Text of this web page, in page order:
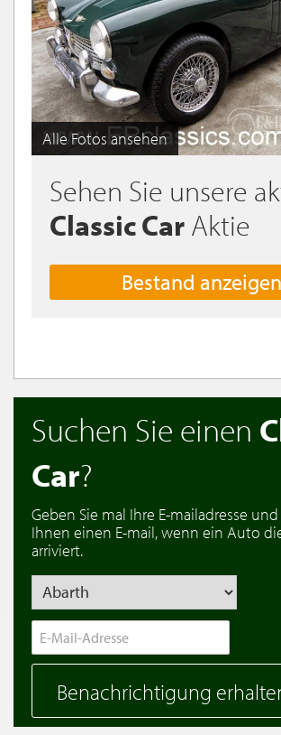
Alle Fotos ansehen
Sehen Sie unsere
Classic Car Aktie
Bestand anzeigen
Suchen Sie einen
Car?
Geben Sie mal Ihre E-mailadresse
Ihnen einen E-mail, wenn ein Auto
arriviert.
Benachrichtigung